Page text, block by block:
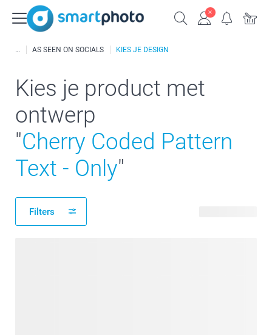
AS SEEN ON SOCIALS KIES JE DESIGN
Kies je product met
ontwerp
"Cherry Coded Pattern
Text - Only"
Filters